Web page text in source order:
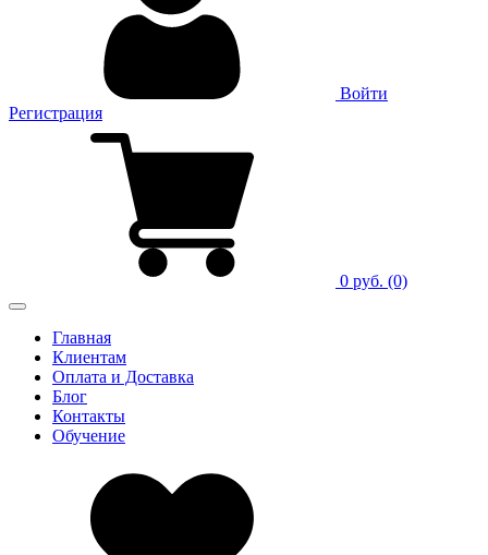
Войти
Регистрация
0 руб. (0)
Главная
Клиентам
Оплата и Доставка
Блог
Контакты
Обучение